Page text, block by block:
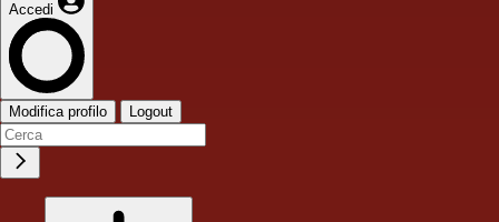
Accedi
Modifica profilo Logout